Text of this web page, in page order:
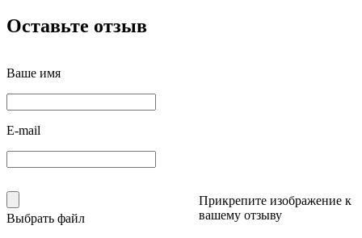
Оставьте отзыв
Ваше имя
E-mail
Выбрать файл
Прикрепите изображение к
вашему отзыву